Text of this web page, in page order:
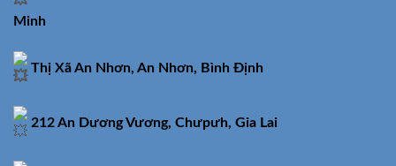
Minh
Thị Xã An Nhơn, An Nhơn, Bình Định
212 An Dương Vương, Chưpưh, Gia Lai